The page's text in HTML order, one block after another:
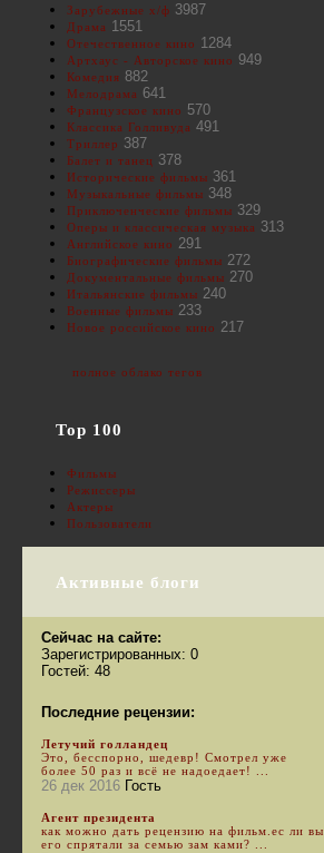
Зарубежные х/ф 3987
Драма 1551
Отечественное кино 1284
Артхаус - Авторское кино 949
Комедия 882
Мелодрама 641
Французское кино 570
Классика Голливуда 491
Триллер 387
Балет и танец 378
Исторические фильмы 361
Музыкальные фильмы 348
Приключенческие фильмы 329
Оперы и классическая музыка 313
Английское кино 291
Биографические фильмы 272
Документальные фильмы 270
Итальянские фильмы 240
Военные фильмы 233
Новое российское кино 217
полное облако тегов
Top 100
Фильмы
Режиссеры
Актеры
Пользователи
Активные блоги
Сейчас на сайте:
Зарегистрированных: 0
Гостей: 48
Последние рецензии:
Летучий голландец
Это, бесспорно, шедевр! Смотрел уже
более 50 раз и всё не надоедает! ...
26 дек 2016 Гость
Агент президента
как можно дать рецензию на фильм.ес ли вы
его спрятали за семью зам ками? ...